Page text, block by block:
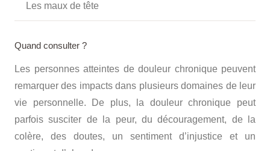
Les maux de tête
Quand consulter ?
Les personnes atteintes de douleur chronique peuvent
remarquer des impacts dans plusieurs domaines de leur
vie personnelle. De plus, la douleur chronique peut
parfois susciter de la peur, du découragement, de la
colère, des doutes, un sentiment d’injustice et un